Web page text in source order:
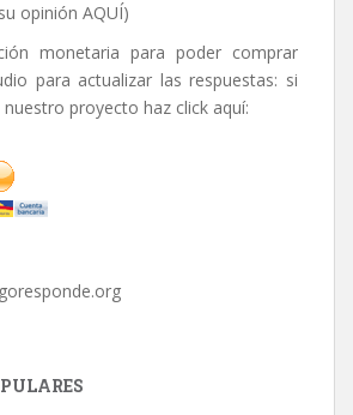
opinión AQUÍ)
monetaria para poder comprar
para actualizar las respuestas: si
proyecto haz click aquí: